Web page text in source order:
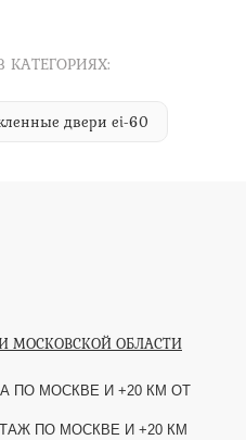
двери ei-60
МОСКОВСКОЙ ОБЛАСТИ
ПО МОСКВЕ И +20 КМ ОТ
ПО МОСКВЕ И +20 КМ